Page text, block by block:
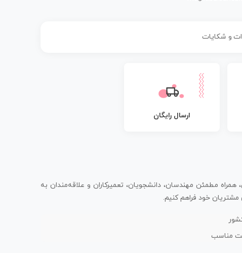
و شکایات
ارسال رایگان
مطمئن مهندسان، دانشجویان، تعمیرکاران و علاقه‌مندان به
خود فراهم کنیم.
مناسب